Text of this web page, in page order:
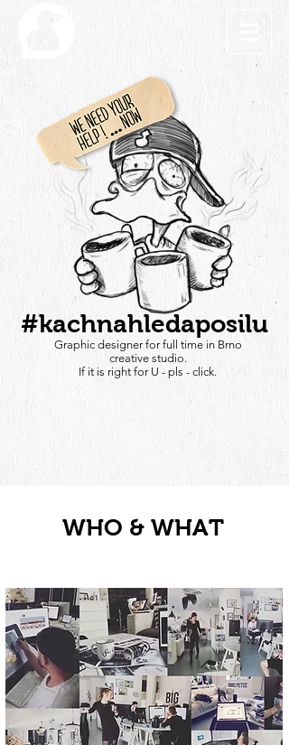
WHO & WHAT
#kachnahledaposilu
Graphic designer for full time in Brno
creative studio.
If it is right for U - pls - click.